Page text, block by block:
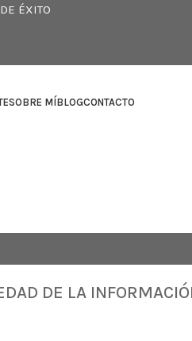
ÉXITO
SOBRE MÍBLOGCONTACTO
DE LA